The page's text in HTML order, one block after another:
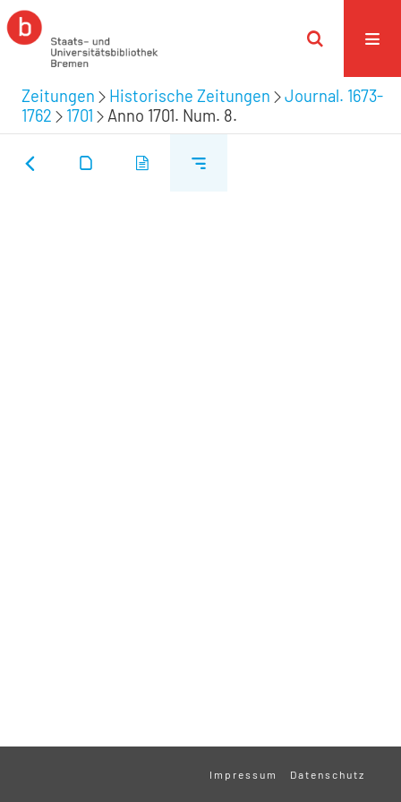
Zeitungen Historische Zeitungen
Journal. 1673-
1762
1701 Anno 1701. Num. 8.
Impressum Datenschutz